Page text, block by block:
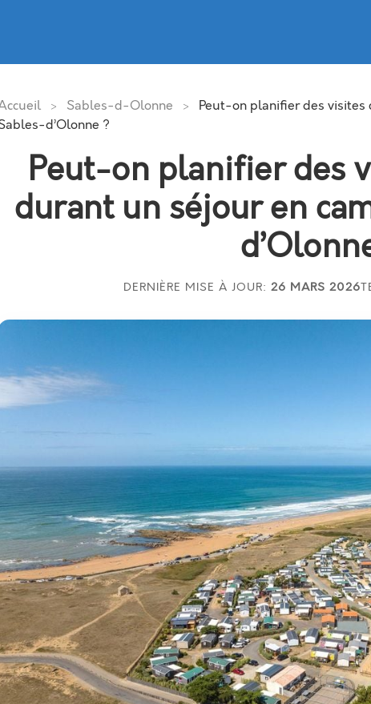
> Sables-d-Olonne >
Peut-on planifier des
d’Olonne ?
Peut-on planifier des
durant un séjour en
DERNIÈRE MISE À JOUR: 26 MARS 2026